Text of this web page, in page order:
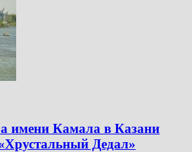
имени Камала в Казани
Дедал»